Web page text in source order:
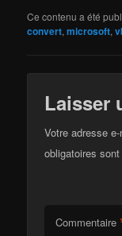
Ce contenu a été
convert,microsoft,
Laisser
Votre adresse
obligatoires
Commentaire